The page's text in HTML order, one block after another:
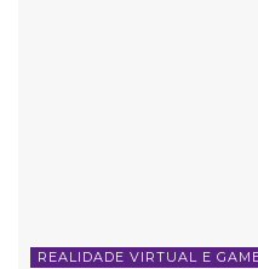
REALIDADE VIRTUAL E